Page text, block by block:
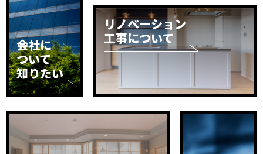
会社に
ついて
知りたい
リノベーション
工事について